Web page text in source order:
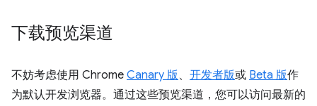
下载预览渠道
不妨考虑使用 Chrome Canary 版 、 开发者版或 Beta 版作
为默认开发浏览器。通过这些预览渠道，您可以访问最新的